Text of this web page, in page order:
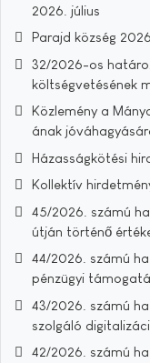
2026. július
Parajd község
32/2026-os
költségvetésének
Közlemény a
ának
Házasságkötési
Kollektív
45/2026. számú
útján történő
44/2026. számú
pénzügyi
43/2026. számú
szolgáló
42/2026. számú